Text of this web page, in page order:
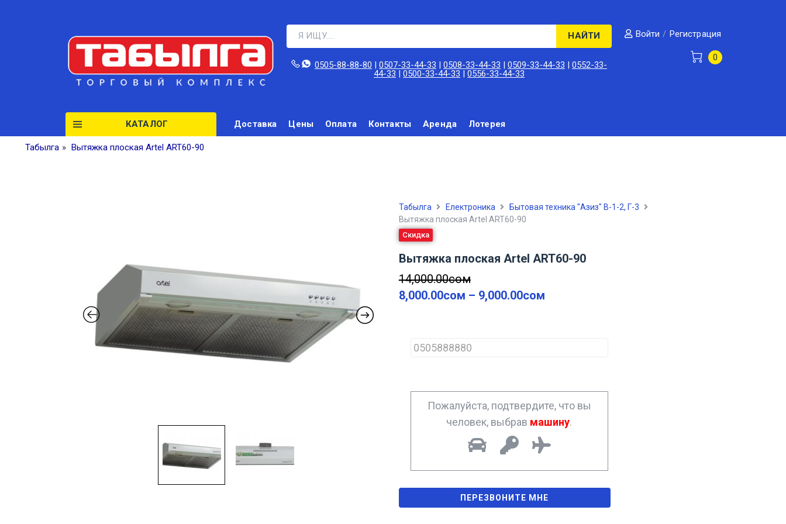
НАЙТИ
0505-88-88-80‬ |0507-33-44-33 |0508-33-44-33 |0509-33-44-33 |0552-33-
44-33 |0500-33-44-33 |0556-33-44-33
Войти / Регистрация
0
КАТАЛОГ Доставка Цены Оплата Контакты Аренда Лотерея
Табылга » Вытяжка плоская Artel ART60-90
Табылга Електроника
Бытовая техника "Азиз" В-1-2, Г-3
Вытяжка плоская Artel ART60-90
Скидка
Вытяжка плоская Artel ART60-90
14,000.00сом
8,000.00сом – 9,000.00сом
h
Пожалуйста, подтвердите, что вы
человек, выбрав машину.